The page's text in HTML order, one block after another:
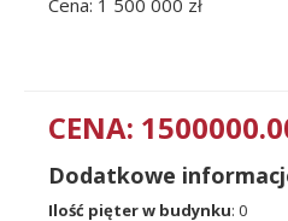
Cena: 1 500 000 zł
CENA:
Dodatkowe
Ilość pięter w budynku: 0